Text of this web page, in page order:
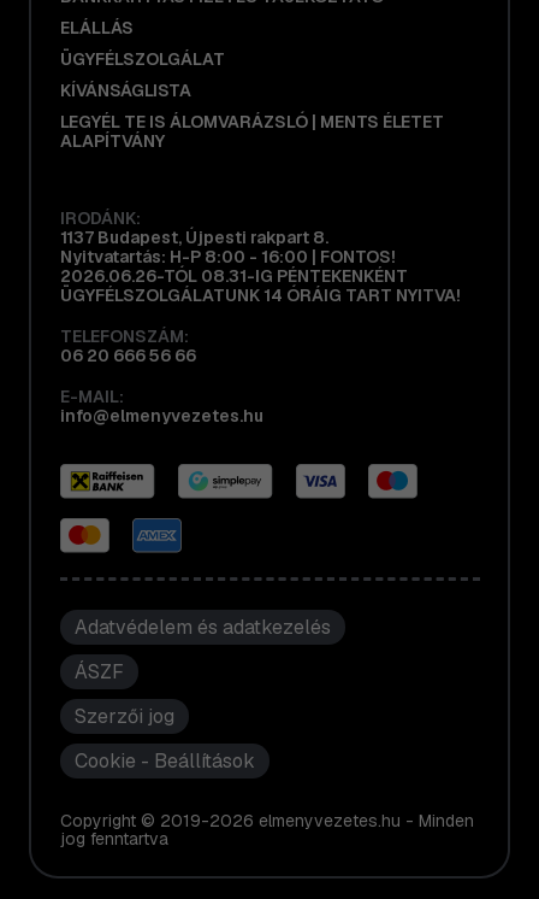
ELÁLLÁS
ÜGYFÉLSZOLGÁLAT
KÍVÁNSÁGLISTA
LEGYÉL TE IS ÁLOMVARÁZSLÓ | MENTS ÉLETET
ALAPÍTVÁNY
IRODÁNK:
1137 Budapest, Újpesti rakpart 8.
Nyitvatartás: H-P 8:00 - 16:00 | FONTOS!
2026.06.26-TÓL 08.31-IG PÉNTEKENKÉNT
ÜGYFÉLSZOLGÁLATUNK 14 ÓRÁIG TART NYITVA!
TELEFONSZÁM:
06 20 666 56 66
E-MAIL:
info@elmenyvezetes.hu
Adatvédelem és adatkezelés
ÁSZF
Szerzői jog
Cookie - Beállítások
Copyright © 2019-2026 elmenyvezetes.hu - Minden
jog fenntartva